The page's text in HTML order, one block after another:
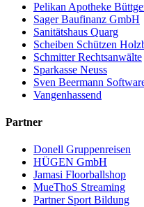
Pelikan Apotheke
Sager Baufinanz GmbH
Sanitätshaus Quarg
Scheiben Schützen
Schmitter Rechtsanwälte
Sparkasse Neuss
Sven Beermann
Vangenhassend
Partner
Donell Gruppenreisen
HÜGEN GmbH
Jamasi Floorballshop
MueThoS Streaming
Partner Sport Bildung